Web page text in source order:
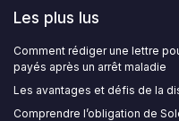
Les plus lus
Comment rédiger une lettre
payés après un arrêt maladie
Les avantages et défis de la
Comprendre l’obligation de